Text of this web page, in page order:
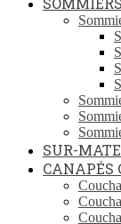
SUR-
CANAPÉS